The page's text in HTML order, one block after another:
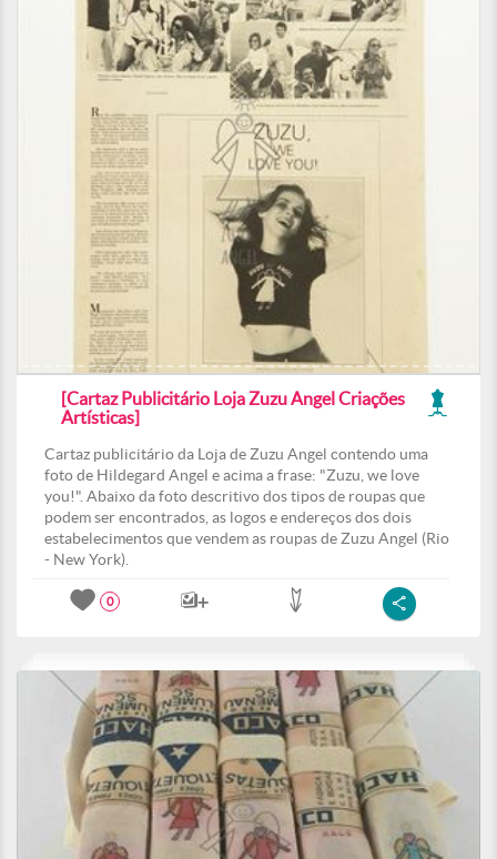
[Cartaz Publicitário Loja Zuzu Angel Criações
Artísticas]
Cartaz publicitário da Loja de Zuzu Angel contendo uma
foto de Hildegard Angel e acima a frase: "Zuzu, we love
you!". Abaixo da foto descritivo dos tipos de roupas que
podem ser encontrados, as logos e endereços dos dois
estabelecimentos que vendem as roupas de Zuzu Angel (Rio
- New York).
0